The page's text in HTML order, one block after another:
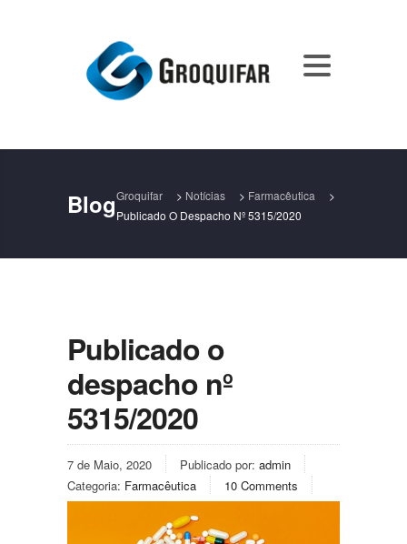
BlogGroquifar > Notícias > Farmacêutica
>
Publicado O Despacho Nº 5315/2020
Publicado o
despacho nº
5315/2020
7 de Maio, 2020 Publicado por: admin
Categoria: Farmacêutica 10 Comments